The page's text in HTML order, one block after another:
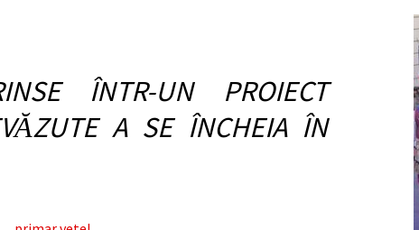
ÎNTR-UN PROIECT
ĂZUTE A SE ÎNCHEIA ÎN